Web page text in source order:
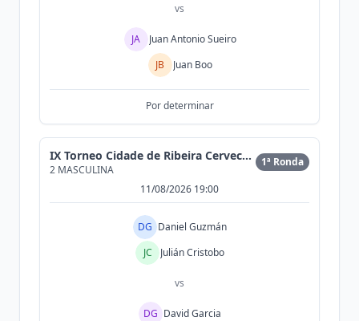
vs
JA
Juan Antonio Sueiro
JB
Juan Boo
Por determinar
IX Torneo Cidade de Ribeira Cervecería Morrison
2 MASCULINA
1ª Ronda
11/08/2026 19:00
DG Daniel Guzmán
JC
Julián Cristobo
vs
DG David Garcia